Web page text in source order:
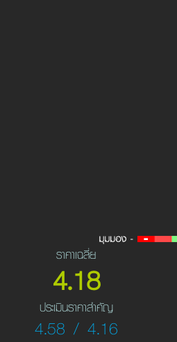
ราคาเฉลี่ย
4.18
ประเมินราคาสำคัญ
4.58 / 4.16